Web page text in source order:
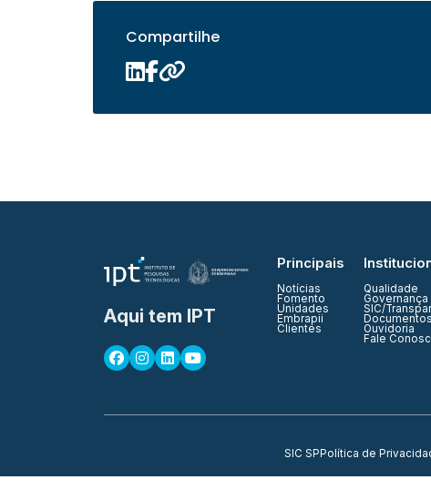
Compartilhe
Aqui tem IPT
Principais
Notícias
Fomento
Unidades
Embrapii
Clientes
Qualidade
SIC/
Ouvidoria
Fale
SIC SPPolítica de